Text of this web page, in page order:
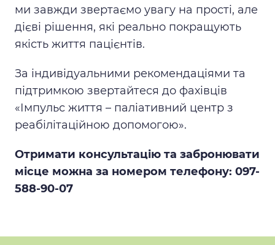
ми завжди звертаємо увагу на прості, але
дієві рішення, які реально покращують
якість життя пацієнтів.
За індивідуальними рекомендаціями та
підтримкою звертайтеся до фахівців
«Імпульс життя – паліативний центр з
реабілітаційною допомогою».
Отримати консультацію та забронювати
місце можна за номером телефону: 097-
588-90-07